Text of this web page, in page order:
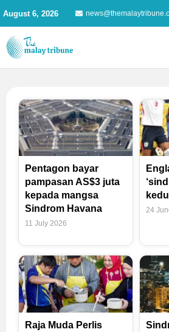
content
August 6, 2026
Pentagon bayar
pampasan AS$3 juta
kepada mangsa
Sindrom Havana
11 July 2026
24
Raja Muda Perlis
PagePage